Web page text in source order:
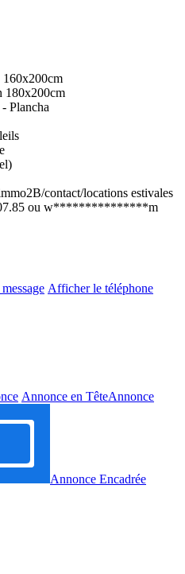
180x200cm
Plancha
contact/locations estivales
ou w***************m
Afficher le téléphone
Annonce en TêteAnnonce
Annonce Encadrée